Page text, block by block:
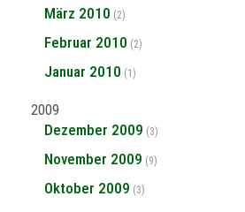
März 2010 (2)
Februar 2010 (2)
Januar 2010 (1)
2009
Dezember 2009 (3)
November 2009 (9)
Oktober 2009 (3)